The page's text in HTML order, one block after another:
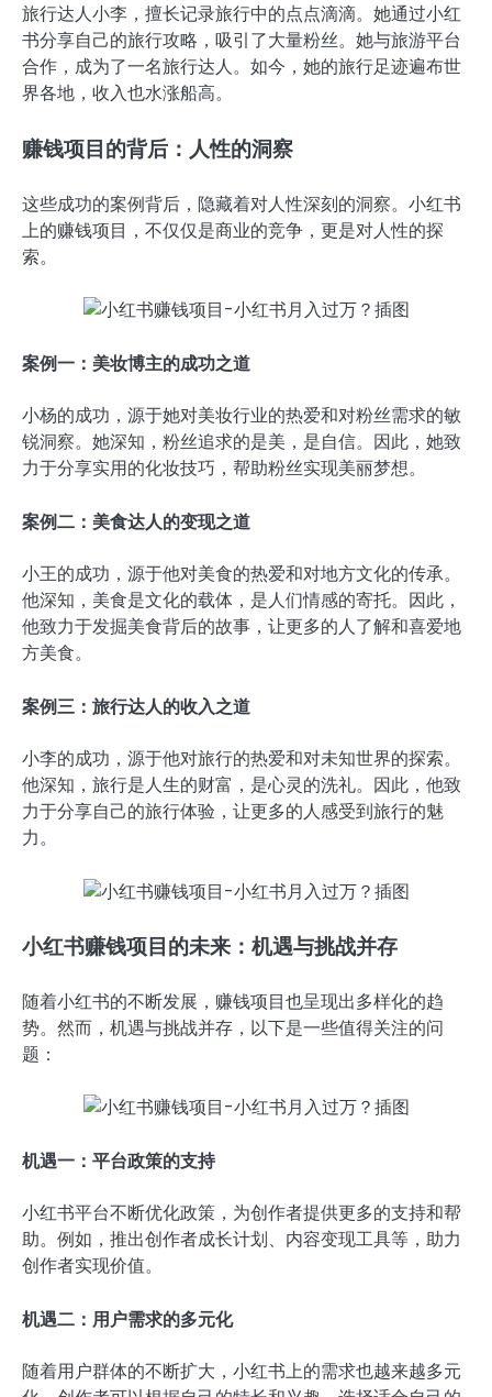
旅行达人小李，擅长记录旅行中的点点滴滴。她通过小红
书分享自己的旅行攻略，吸引了大量粉丝。她与旅游平台
合作，成为了一名旅行达人。如今，她的旅行足迹遍布世
界各地，收入也水涨船高。
赚钱项目的背后：人性的洞察
这些成功的案例背后，隐藏着对人性深刻的洞察。小红书
上的赚钱项目，不仅仅是商业的竞争，更是对人性的探
索。
案例一：美妆博主的成功之道
小杨的成功，源于她对美妆行业的热爱和对粉丝需求的敏
锐洞察。她深知，粉丝追求的是美，是自信。因此，她致
力于分享实用的化妆技巧，帮助粉丝实现美丽梦想。
案例二：美食达人的变现之道
小王的成功，源于他对美食的热爱和对地方文化的传承。
他深知，美食是文化的载体，是人们情感的寄托。因此，
他致力于发掘美食背后的故事，让更多的人了解和喜爱地
方美食。
案例三：旅行达人的收入之道
小李的成功，源于他对旅行的热爱和对未知世界的探索。
他深知，旅行是人生的财富，是心灵的洗礼。因此，他致
力于分享自己的旅行体验，让更多的人感受到旅行的魅
力。
小红书赚钱项目的未来：机遇与挑战并存
随着小红书的不断发展，赚钱项目也呈现出多样化的趋
势。然而，机遇与挑战并存，以下是一些值得关注的问
题：
机遇一：平台政策的支持
小红书平台不断优化政策，为创作者提供更多的支持和帮
助。例如，推出创作者成长计划、内容变现工具等，助力
创作者实现价值。
机遇二：用户需求的多元化
随着用户群体的不断扩大，小红书上的需求也越来越多元